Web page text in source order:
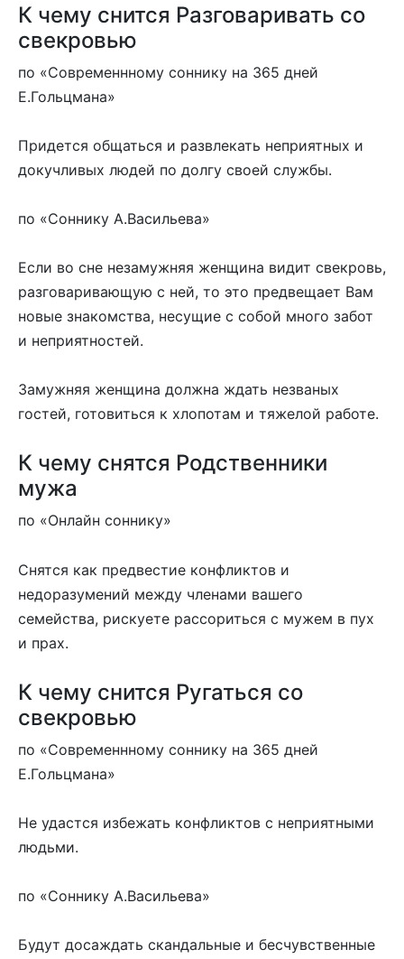
К чему снится Разговаривать со
свекровью
по «Современнному соннику на 365 дней
Е.Гольцмана»
Придется общаться и развлекать неприятных и
докучливых людей по долгу своей службы.
по «Соннику А.Васильева»
Если во сне незамужняя женщина видит свекровь,
разговаривающую с ней, то это предвещает Вам
новые знакомства, несущие с собой много забот
и неприятностей.
Замужняя женщина должна ждать незваных
гостей, готовиться к хлопотам и тяжелой работе.
К чему снятся Родственники
мужа
по «Онлайн соннику»
Снятся как предвестие конфликтов и
недоразумений между членами вашего
семейства, рискуете рассориться с мужем в пух
и прах.
К чему снится Ругаться со
свекровью
по «Современнному соннику на 365 дней
Е.Гольцмана»
Не удастся избежать конфликтов с неприятными
людьми.
по «Соннику А.Васильева»
Будут досаждать скандальные и бесчувственные